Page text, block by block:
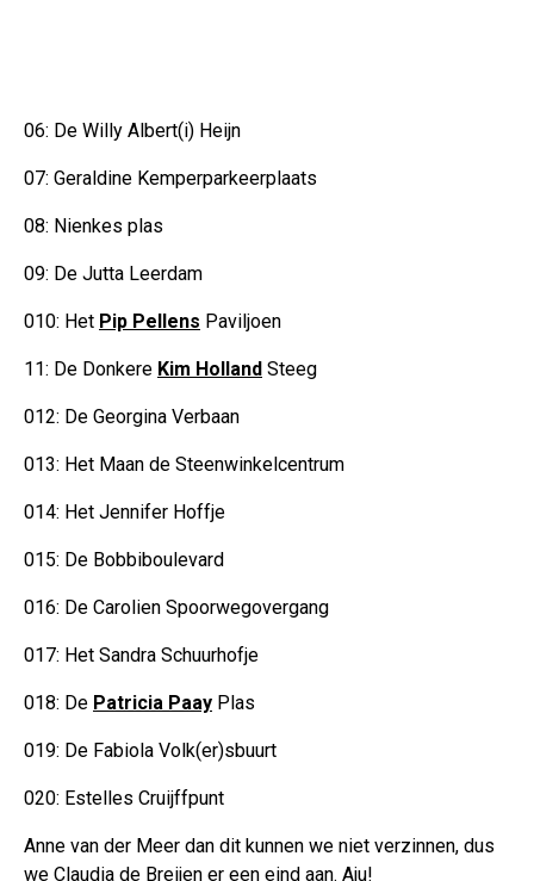
06: De Willy Albert(i) Heijn
07: Geraldine Kemperparkeerplaats
08: Nienkes plas
09: De Jutta Leerdam
010: Het Pip Pellens Paviljoen
11: De Donkere Kim Holland Steeg
012: De Georgina Verbaan
013: Het Maan de Steenwinkelcentrum
014: Het Jennifer Hoffje
015: De Bobbiboulevard
016: De Carolien Spoorwegovergang
017: Het Sandra Schuurhofje
018: De Patricia Paay Plas
019: De Fabiola Volk(er)sbuurt
020: Estelles Cruijffpunt
Anne van der Meer dan dit kunnen we niet verzinnen, dus
we Claudia de Breijen er een eind aan. Aju!